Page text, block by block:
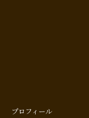
プロフィール